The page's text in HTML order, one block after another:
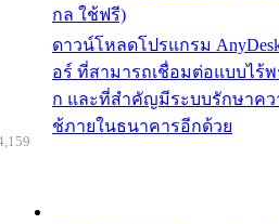
กล ใช้ฟรี)
ดาวน์โหลดโปรแกรม
อร์ ที่สามารถเชื่อมต่อแบบไร้
ก และที่สำคัญมีระบบรักษาคว
ช้ภายในธนาคารอีกด้วย